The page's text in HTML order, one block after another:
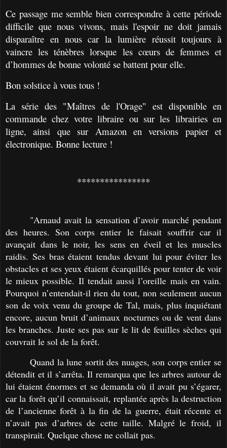
Ce passage me semble bien correspondre à cette période
difficile que nous vivons, mais l'espoir ne doit jamais
disparaître en nous car la lumière réussit toujours à
vaincre les ténèbres lorsque les cœurs de femmes et
d’hommes de bonne volonté se battent pour elle.
Bon solstice à vous tous !
La série des "Maîtres de l'Orage" est disponible en
commande chez votre libraire ou sur les librairies en
ligne, ainsi que sur Amazon en versions papier et
électronique. Bonne lecture !
****************
"Arnaud avait la sensation d’avoir marché pendant
des heures. Son corps entier le faisait souffrir car il
avançait dans le noir, les sens en éveil et les muscles
raidis. Ses bras étaient tendus devant lui pour éviter les
obstacles et ses yeux étaient écarquillés pour tenter de voir
le mieux possible. Il tendait aussi l’oreille mais en vain.
Pourquoi n’entendait-il rien du tout, non seulement aucun
son de voix venu du groupe de Tal, mais, plus inquiétant
encore, aucun bruit d’animaux nocturnes ou de vent dans
les branches. Juste ses pas sur le lit de feuilles sèches qui
couvrait le sol de la forêt.
Quand la lune sortit des nuages, son corps entier se
détendit et il s’arrêta. Il remarqua que les arbres autour de
lui étaient énormes et se demanda où il avait pu s’égarer,
car la forêt qu’il connaissait, replantée après la destruction
de l’ancienne forêt à la fin de la guerre, était récente et
n’avait pas d’arbres de cette taille. Malgré le froid, il
transpirait. Quelque chose ne collait pas.